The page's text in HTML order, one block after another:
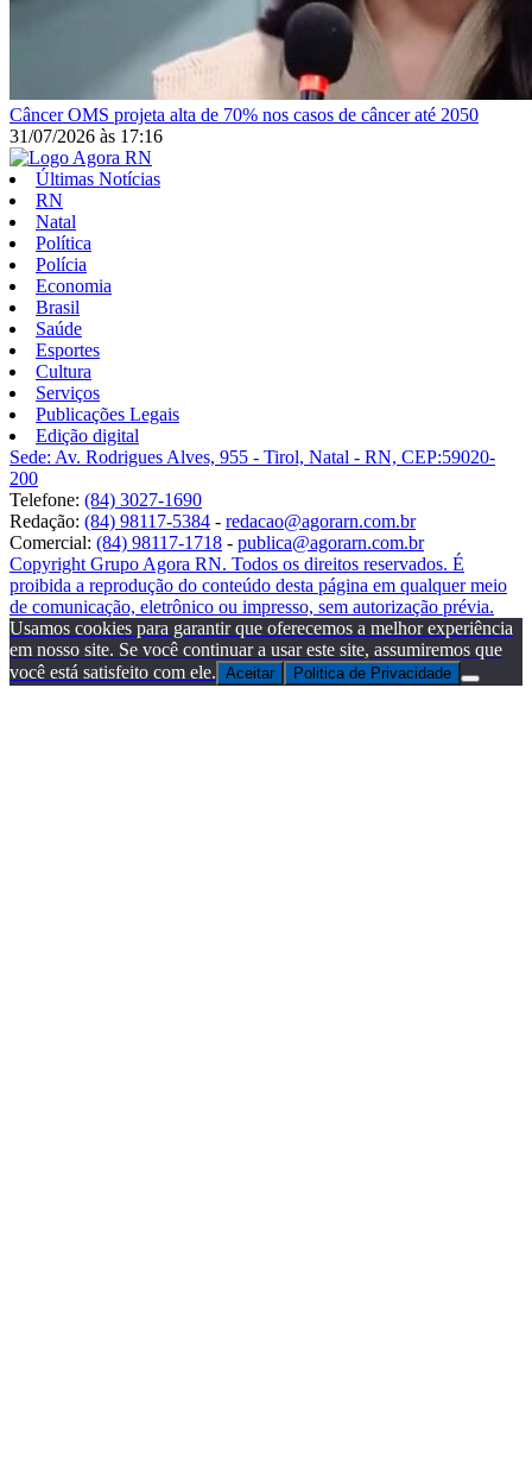
CâncerOMS projeta alta de 70% nos casos de câncer até 2050
31/07/2026 às 17:16
Últimas Notícias
RN
Natal
Política
Polícia
Economia
Brasil
Saúde
Esportes
Cultura
Serviços
Publicações Legais
Edição digital
Sede: Av. Rodrigues Alves, 955 - Tirol, Natal - RN, CEP:59020-
200
Telefone: (84) 3027-1690
Redação: (84) 98117-5384 - redacao@agorarn.com.br
Comercial: (84) 98117-1718 - publica@agorarn.com.br
Copyright Grupo Agora RN. Todos os direitos reservados. É
proibida a reprodução do conteúdo desta página em qualquer meio
de comunicação, eletrônico ou impresso, sem autorização prévia.
Usamos cookies para garantir que oferecemos a melhor experiência
em nosso site. Se você continuar a usar este site, assumiremos que
você está satisfeito com ele. Aceitar Politica de Privacidade